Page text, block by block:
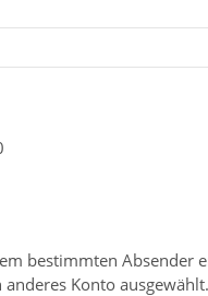
bestimmten Absender
Konto